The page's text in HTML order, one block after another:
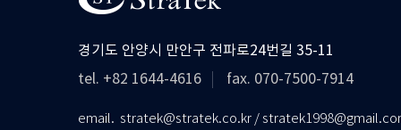
경기도 안양시 만안구 전파로24번길 35-11
tel. +82 1644-4616
fax. 070-7500-7914
email. stratek@stratek.co.kr /